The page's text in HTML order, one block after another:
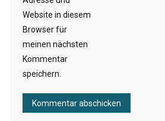
Website in diesem
Browser für
meinen nächsten
Kommentar
speichern.